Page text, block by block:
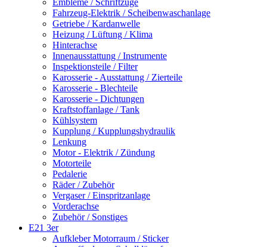
Embleme / Schriftzüge
Fahrzeug-Elektrik / Scheibenwaschanlage
Getriebe / Kardanwelle
Heizung / Lüftung / Klima
Hinterachse
Innenausstattung / Instrumente
Inspektionsteile / Filter
Karosserie - Ausstattung / Zierteile
Karosserie - Blechteile
Karosserie - Dichtungen
Kraftstoffanlage / Tank
Kühlsystem
Kupplung / Kupplungshydraulik
Lenkung
Motor - Elektrik / Zündung
Motorteile
Pedalerie
Räder / Zubehör
Vergaser / Einspritzanlage
Vorderachse
Zubehör / Sonstiges
E21 3er
Aufkleber Motorraum / Sticker